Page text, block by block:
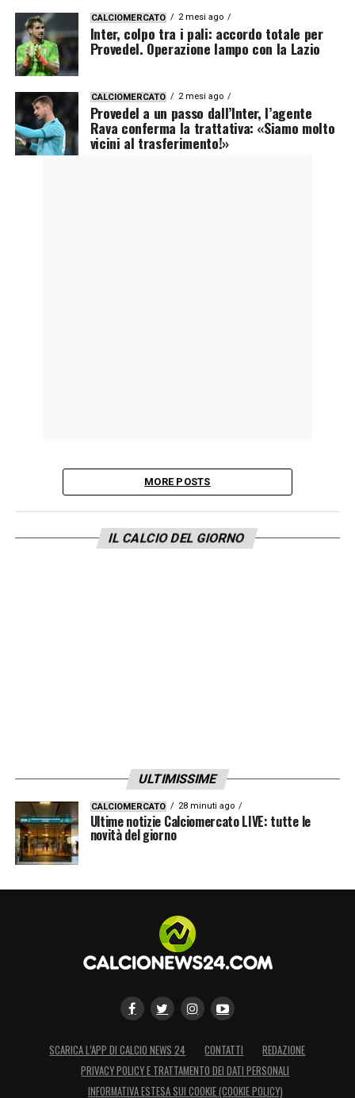
CALCIOMERCATO 2 mesi ago
Inter, colpo tra i pali: accordo totale per
Provedel. Operazione lampo con la Lazio
CALCIOMERCATO 2 mesi ago
Provedel a un passo dall’Inter, l’agente
Rava conferma la trattativa: «Siamo molto
vicini al trasferimento!»
MORE POSTS
IL CALCIO DEL GIORNO
ULTIMISSIME
CALCIOMERCATO 28 minuti ago
Ultime notizie Calciomercato LIVE: tutte le
novità del giorno
SCARICA L’APP DI CALCIO NEWS 24 CONTATTI
REDAZIONE
PRIVACY POLICY E TRATTAMENTO DEI DATI PERSONALI
INFORMATIVA ESTESA SUI COOKIE (COOKIE POLICY)